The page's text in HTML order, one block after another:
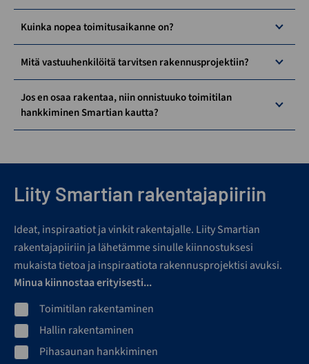
Kuinka nopea toimitusaikanne on?
Mitä vastuuhenkilöitä tarvitsen rakennusprojektiin?
Jos en osaa rakentaa, niin onnistuuko toimitilan
hankkiminen Smartian kautta?
Liity Smartian rakentajapiiriin
Ideat, inspiraatiot ja vinkit rakentajalle. Liity Smartian
rakentajapiiriin ja lähetämme sinulle kiinnostuksesi
mukaista tietoa ja inspiraatiota rakennusprojektisi avuksi.
Minua kiinnostaa erityisesti...
Toimitilan rakentaminen
Hallin rakentaminen
Pihasaunan hankkiminen